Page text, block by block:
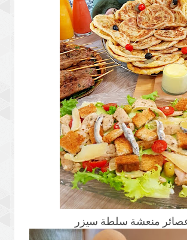
منعشة سلطة سيزر